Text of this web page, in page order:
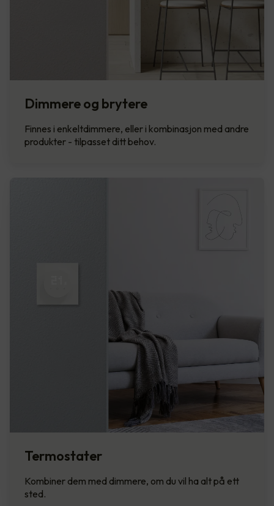
Dimmere og brytere
Finnes i enkeltdimmere, eller i kombinasjon med andre
produkter - tilpasset ditt behov.
Termostater
Kombiner dem med dimmere, om du vil ha alt på ett
sted.